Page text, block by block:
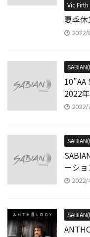
Vic Firth
夏季
10”AA
2022
ーシ